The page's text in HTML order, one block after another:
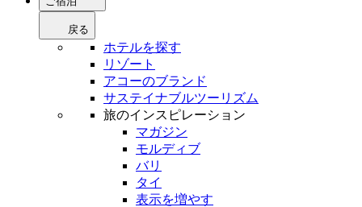
戻る
ホテルを探す
リゾート
アコーのブランド
サステイナブルツーリズム
旅のインスピレーション
マガジン
モルディブ
バリ
タイ
表示を増やす